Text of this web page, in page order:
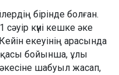
бірінде болған.
күні кешке әке
екеуінің арасында
бойынша, ұлы
шабуыл жасап,